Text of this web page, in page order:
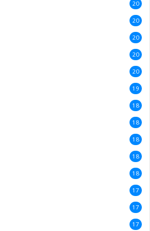
18
18
18
17
17
17
16
16
16
16
14
14
14
14